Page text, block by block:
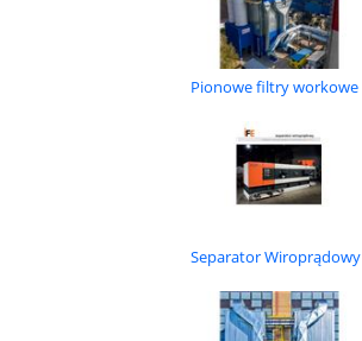
Pionowe filtry workowe
Separator Wiroprądowy